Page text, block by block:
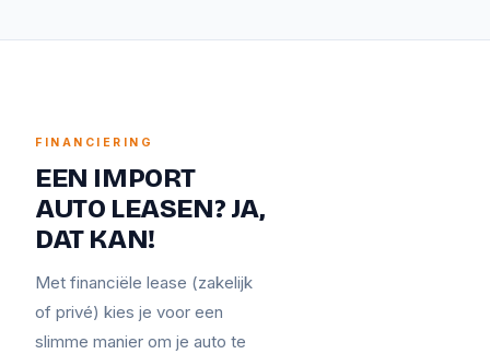
FINANCIERING
EEN IMPORT
AUTO LEASEN? JA,
DAT KAN!
Met financiële lease (zakelijk
of privé) kies je voor een
slimme manier om je auto te